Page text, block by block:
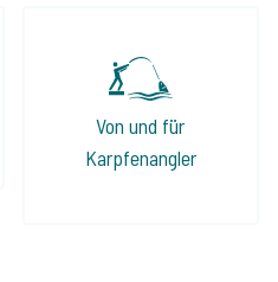
Von und für
Karpfenangler